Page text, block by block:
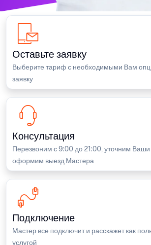
Оставьте заявку
Выберите тариф с необходимыми Вам
заявку
Консультация
Перезвоним с 9:00 до 21:00, уточним
оформим выезд Мастера
Подключение
Мастер все подключит и расскажет как
услугой